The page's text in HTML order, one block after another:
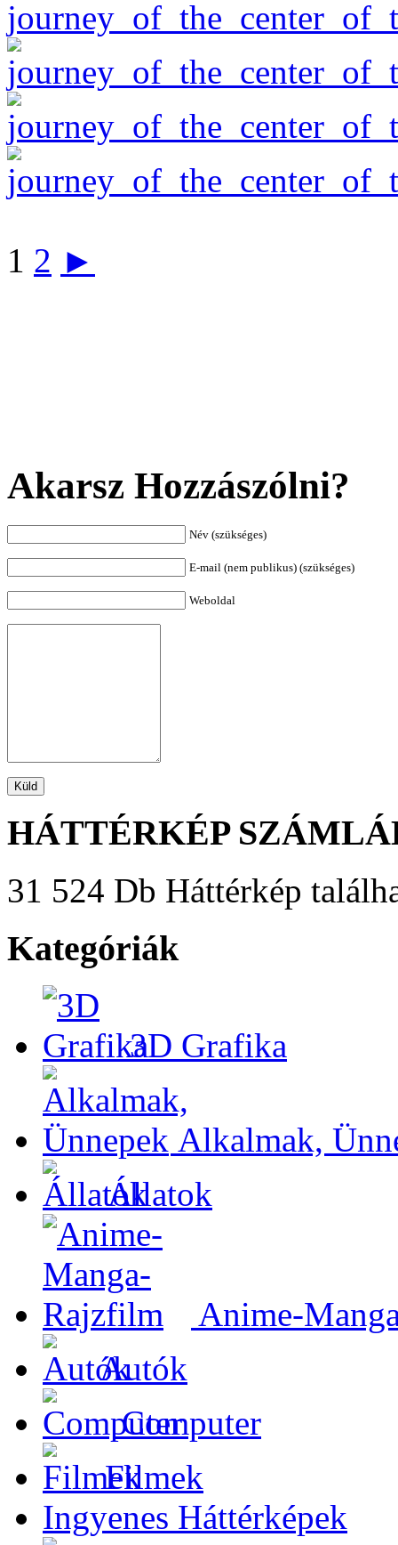
1 2 ►
Akarsz Hozzászólni?
Név (szükséges)
E-mail (nem publikus) (szükséges)
Weboldal
HÁTTÉRKÉP
31 524 Db Háttérkép
Kategóriák
3D Grafika
Alkalmak,
Állatok
Anime-
Autók
Computer
Filmek
Ingyenes Háttérképek